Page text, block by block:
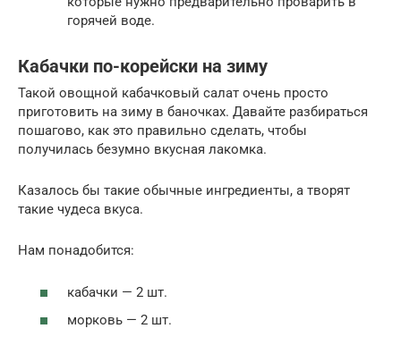
горячей воде.
Кабачки по-корейски на зиму
Такой овощной кабачковый салат очень просто
приготовить на зиму в баночках. Давайте разбираться
пошагово, как это правильно сделать, чтобы
получилась безумно вкусная лакомка.
Казалось бы такие обычные ингредиенты, а творят
такие чудеса вкуса.
Нам понадобится:
кабачки — 2 шт.
морковь — 2 шт.